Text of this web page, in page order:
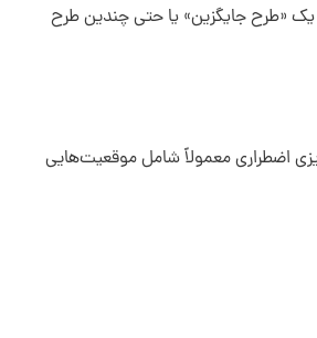
یک «طرح جایگزین» یا حتی چندین طرح
اضطراری معمولاً شامل موقعیت‌هایی